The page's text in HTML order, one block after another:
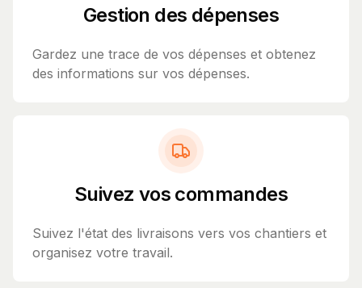
Gestion des dépenses
Gardez une trace de vos dépenses et obtenez
des informations sur vos dépenses.
Suivez vos commandes
Suivez l'état des livraisons vers vos chantiers et
organisez votre travail.